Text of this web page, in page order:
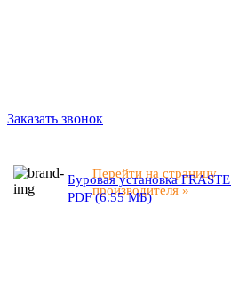
Перейти на страницу
производителя »
Буровая установка
PDF (6.55 МБ)
Заказать звонок